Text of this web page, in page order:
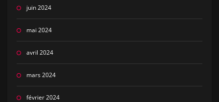
juin 2024
mai 2024
avril 2024
mars 2024
février 2024